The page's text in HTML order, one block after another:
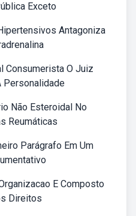
Exceto
Antagoniza
Consumerista O Juiz
Personalidade
Não Esteroidal No
Reumáticas
Parágrafo Em Um
E Composto
Direitos